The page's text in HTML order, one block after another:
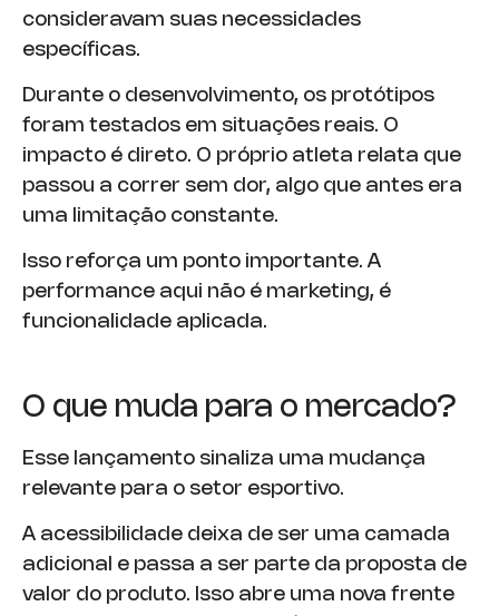
consideravam suas necessidades
específicas.
Durante o desenvolvimento, os protótipos
foram testados em situações reais. O
impacto é direto. O próprio atleta relata que
passou a correr sem dor, algo que antes era
uma limitação constante.
Isso reforça um ponto importante. A
performance aqui não é marketing, é
funcionalidade aplicada.
O que muda para o mercado?
Esse lançamento sinaliza uma mudança
relevante para o setor esportivo.
A acessibilidade deixa de ser uma camada
adicional e passa a ser parte da proposta de
valor do produto. Isso abre uma nova frente